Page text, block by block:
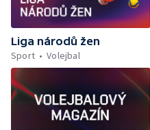
Liga národů žen
Sport
Volejbal